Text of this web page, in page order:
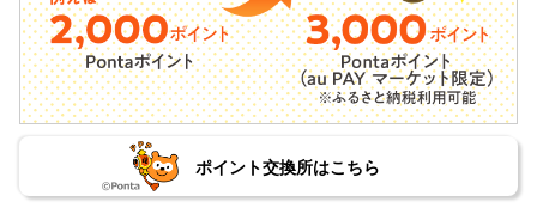
ポイント交換所はこちら